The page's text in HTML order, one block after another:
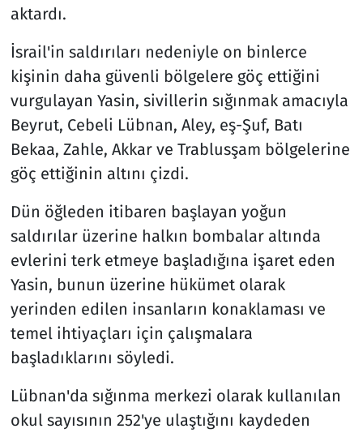
aktardı.
İsrail'in saldırıları nedeniyle on binlerce
kişinin daha güvenli bölgelere göç ettiğini
vurgulayan Yasin, sivillerin sığınmak amacıyla
Beyrut, Cebeli Lübnan, Aley, eş-Şuf, Batı
Bekaa, Zahle, Akkar ve Trablusşam bölgelerine
göç ettiğinin altını çizdi.
Dün öğleden itibaren başlayan yoğun
saldırılar üzerine halkın bombalar altında
evlerini terk etmeye başladığına işaret eden
Yasin, bunun üzerine hükümet olarak
yerinden edilen insanların konaklaması ve
temel ihtiyaçları için çalışmalara
başladıklarını söyledi.
Lübnan'da sığınma merkezi olarak kullanılan
okul sayısının 252'ye ulaştığını kaydeden